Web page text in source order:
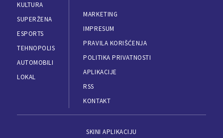
KULTURA
SUPERŽENA
ESPORTS
TEHNOPOLIS
AUTOMOBILI
LOKAL
MARKETING
IMPRESUM
PRAVILA KORIŠĆENJA
POLITIKA PRIVATNOSTI
APLIKACIJE
RSS
KONTAKT
SKINI APLIKACIJU